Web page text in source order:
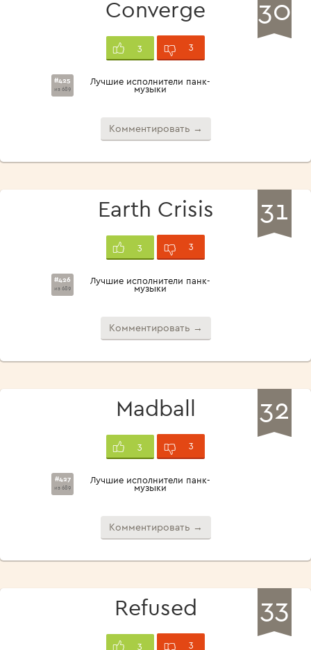
30
Converge
3 3
#425
из 689
Лучшие исполнители панк-
музыки
Комментировать →
31
Earth Crisis
3 3
#426
из 689
Лучшие исполнители панк-
музыки
Комментировать →
32
Madball
3 3
#427
из 689
Лучшие исполнители панк-
музыки
Комментировать →
33
Refused
3 3